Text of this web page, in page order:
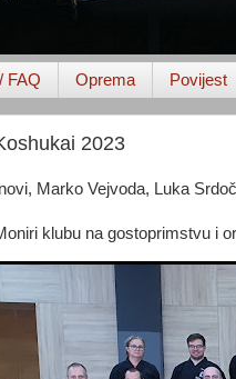
FAQ Oprema Povijest
2023
Marko Vejvoda, Luka
klubu na gostoprimstvu i